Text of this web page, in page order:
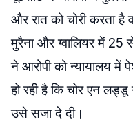
और रात को चोरी करता है
मुरैना और ग्वालियर में 25
ने आरोपी को न्यायालय में
हो रही है कि चोर एन लड्डू
उसे सजा दे दी।